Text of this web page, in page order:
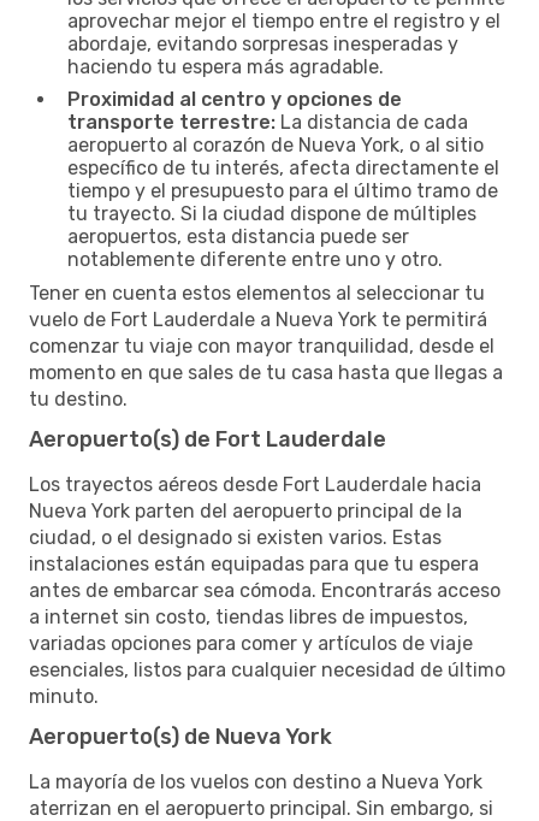
aprovechar mejor el tiempo entre el registro y el
abordaje, evitando sorpresas inesperadas y
haciendo tu espera más agradable.
Proximidad al centro y opciones de
transporte terrestre: La distancia de cada
aeropuerto al corazón de Nueva York, o al sitio
específico de tu interés, afecta directamente el
tiempo y el presupuesto para el último tramo de
tu trayecto. Si la ciudad dispone de múltiples
aeropuertos, esta distancia puede ser
notablemente diferente entre uno y otro.
Tener en cuenta estos elementos al seleccionar tu
vuelo de Fort Lauderdale a Nueva York te permitirá
comenzar tu viaje con mayor tranquilidad, desde el
momento en que sales de tu casa hasta que llegas a
tu destino.
Aeropuerto(s) de Fort Lauderdale
Los trayectos aéreos desde Fort Lauderdale hacia
Nueva York parten del aeropuerto principal de la
ciudad, o el designado si existen varios. Estas
instalaciones están equipadas para que tu espera
antes de embarcar sea cómoda. Encontrarás acceso
a internet sin costo, tiendas libres de impuestos,
variadas opciones para comer y artículos de viaje
esenciales, listos para cualquier necesidad de último
minuto.
Aeropuerto(s) de Nueva York
La mayoría de los vuelos con destino a Nueva York
aterrizan en el aeropuerto principal. Sin embargo, si